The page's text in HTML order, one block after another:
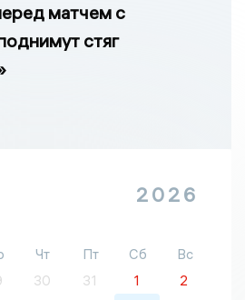
матчем с
стяг
2026
Чт Пт Сб
Вс
30 31 1
2